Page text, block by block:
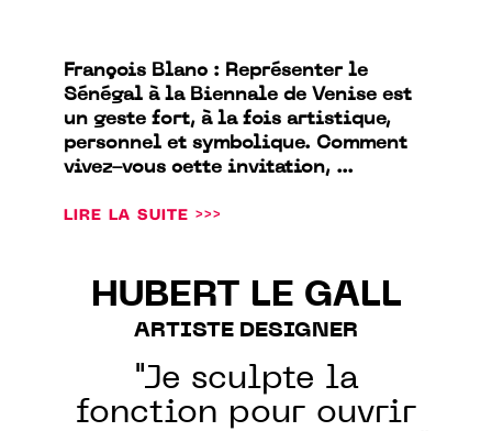
François Blanc : Représenter le
Sénégal à la Biennale de Venise est
un geste fort, à la fois artistique,
personnel et symbolique. Comment
vivez-vous cette invitation, ...
LIRE LA SUITE >>>
HUBERT LE GALL
ARTISTE DESIGNER
"Je sculpte la
fonction pour ouvrir